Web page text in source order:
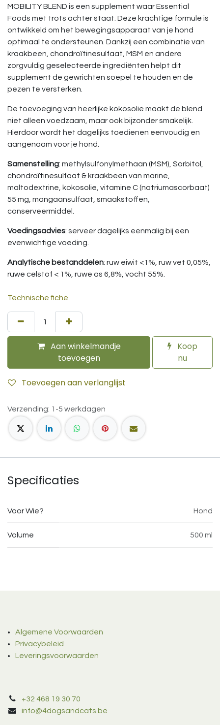
MOBILITY BLEND is een supplement waar Essential
Foods met trots achter staat. Deze krachtige formule is
ontwikkeld om het bewegingsapparaat van je hond
optimaal te ondersteunen. Dankzij een combinatie van
kraakbeen, chondroïtinesulfaat, MSM en andere
zorgvuldig geselecteerde ingrediënten helpt dit
supplement de gewrichten soepel te houden en de
pezen te versterken.
De toevoeging van heerlijke kokosolie maakt de blend
niet alleen voedzaam, maar ook bijzonder smakelijk.
Hierdoor wordt het dagelijks toedienen eenvoudig en
aangenaam voor je hond.
Samenstelling: methylsulfonylmethaan (MSM), Sorbitol,
chondroïtinesulfaat & kraakbeen van marine,
maltodextrine, kokosolie, vitamine C (natriumascorbaat)
55 mg, mangaansulfaat, smaakstoffen,
conserveermiddel.
Voedingsadvies: serveer dagelijks eenmalig bij een
evenwichtige voeding.
Analytische bestanddelen: ruw eiwit <1%, ruw vet 0,05%,
ruwe celstof < 1%, ruwe as 6,8%, vocht 55%.
Technische fiche
Aan winkelmandje
toevoegen
Koop
nu
Toevoegen aan verlanglijst
Verzending: 1-5 werkdagen
Specificaties
Voor Wie? Hond
Volume 500 ml
Algemene Voorwaarden
Privacybeleid
Leveringsvoorwaarden
+32 468 19 30 70
info@4dogsandcats.be